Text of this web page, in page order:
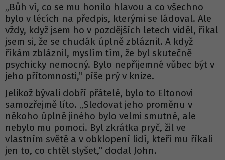
„Bůh ví, co se mu honilo hlavou a co všechno
bylo v lécích na předpis, kterými se ládoval. Ale
vždy, když jsem ho v pozdějších letech viděl, říkal
jsem si, že se chudák úplně zbláznil. A když
říkám zbláznil, myslím tím, že byl skutečně
psychicky nemocný. Bylo nepříjemné vůbec být v
jeho přítomnosti,“ píše prý v knize.
Jelikož bývali dobří přátelé, bylo to Eltonovi
samozřejmě líto. „Sledovat jeho proměnu v
někoho úplně jiného bylo velmi smutné, ale
nebylo mu pomoci. Byl zkrátka pryč, žil ve
vlastním světě a v obklopení lidí, kteří mu říkali
jen to, co chtěl slyšet,“ dodal John.